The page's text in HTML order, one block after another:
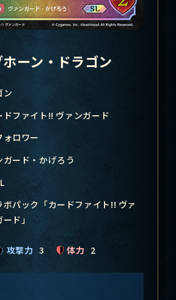
ーン・ドラゴン
ン
ドファイト!! ヴァンガード
ォロワー
ガード・かげろう
ボパック「カードファイト!! ヴァ
ド」
攻撃力 3 体力 2